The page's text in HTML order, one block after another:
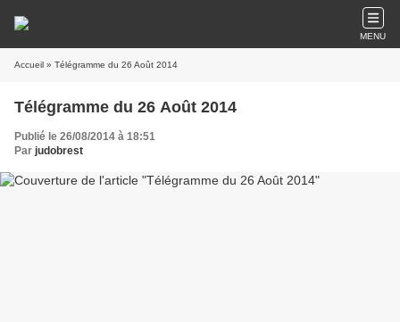
MENU
Accueil » Télégramme du 26 Août 2014
Télégramme du 26 Août 2014
Publié le 26/08/2014 à 18:51
Par judobrest